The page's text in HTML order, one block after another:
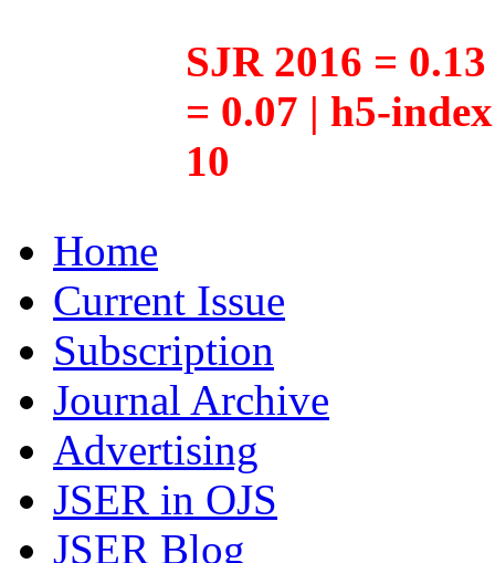
SJR 2016 =
= 0.07 | h5-
10
Home
Current Issue
Subscription
Journal Archive
Advertising
JSER in OJS
JSER Blog